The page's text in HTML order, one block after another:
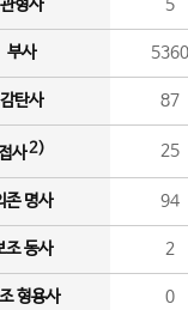
관형사 5
부사 5360
감탄사 87
사2) 25
존 명사 94
조 동사 2
형용사 0